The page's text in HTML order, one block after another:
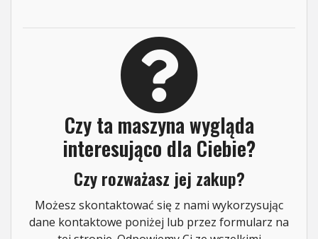
Czy ta maszyna wygląda
interesująco dla Ciebie?
Czy rozważasz jej zakup?
Możesz skontaktować się z nami wykorzysując
dane kontaktowe poniżej lub przez formularz na